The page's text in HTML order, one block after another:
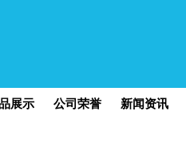
展示 公司荣誉 新闻资讯